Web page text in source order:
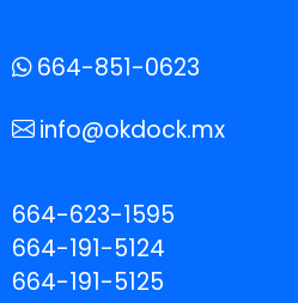
664-851-0623
info@okdock.mx
664-623-1595
664-191-5124
664-191-5125